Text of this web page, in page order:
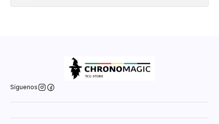
Síguenos